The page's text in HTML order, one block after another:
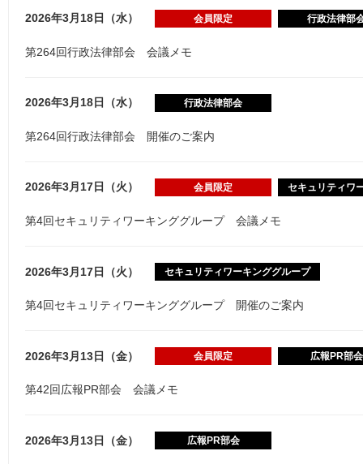
2026年3月18日（水） 会員限定 行政法律部
第264回行政法律部会 会議メモ
2026年3月18日（水） 行政法律部会
第264回行政法律部会 開催のご案内
2026年3月17日（火） 会員限定 セキュリティワ
第4回セキュリティワーキンググループ 会議メモ
2026年3月17日（火） セキュリティワーキンググループ
第4回セキュリティワーキンググループ 開催のご案内
2026年3月13日（金） 会員限定 広報PR部会
第42回広報PR部会 会議メモ
2026年3月13日（金） 広報PR部会